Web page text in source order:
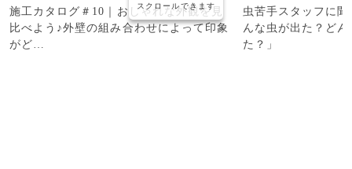
施工カタログ＃10｜おしゃれな外観を見
比べよう♪外壁の組み合わせによって印象
がど…
虫苦手スタッフに
んな虫が出た？ど
た？」
スクロールできます